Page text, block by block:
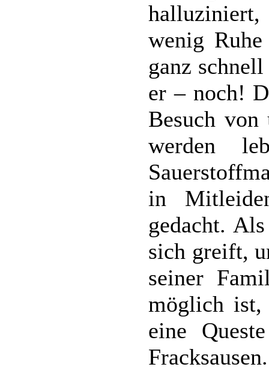
wenig
ganz
er – noch!
Besuch von
werden
in
gedacht.
sich greift,
seiner
möglich ist,
eine